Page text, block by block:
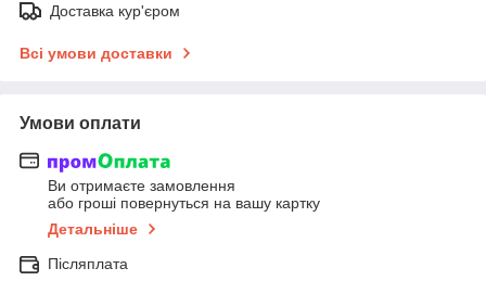
Доставка кур'єром
Всі умови доставки
Умови оплати
Ви отримаєте замовлення
або гроші повернуться на вашу картку
Детальніше
Післяплата